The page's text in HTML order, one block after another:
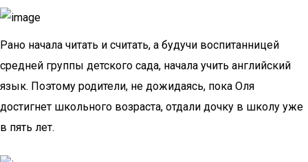
Рано начала читать и считать, а будучи воспитанницей
средней группы детского сада, начала учить английский
язык. Поэтому родители, не дожидаясь, пока Оля
достигнет школьного возраста, отдали дочку в школу уже
в пять лет.